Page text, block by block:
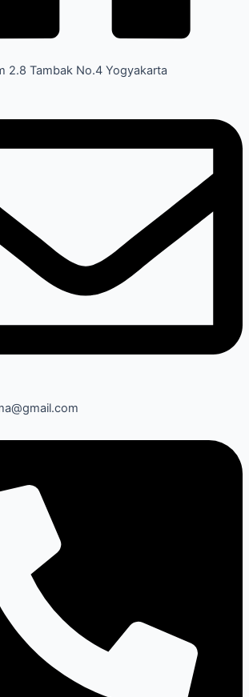
2.8 Tambak No.4 Yogyakarta